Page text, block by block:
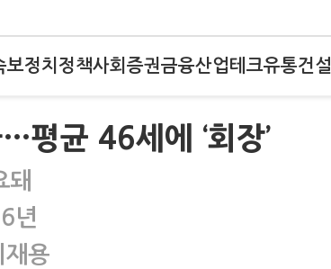
보정치 정책사회 증권금융산업테크유통건설
평균 46세에 ‘회장’
돼
년
재용